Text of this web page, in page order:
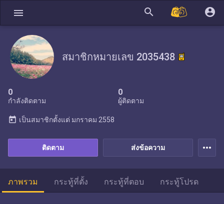
menu search account_circle
สมาชิกหมายเลข 2035438
0
กำลังติดตาม
0
ผู้ติดตาม
ส่งข้อความ
ติดตาม
today เป็นสมาชิกตั้งแต่ มกราคม 2558
more_horiz
ภาพรวม กระทู้ที่ตั้ง กระทู้ที่ตอบ กระทู้โปรด